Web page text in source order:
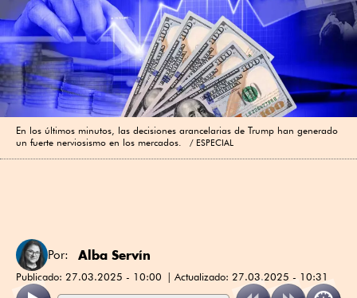
En los últimos minutos, las decisiones arancelarias de Trump han generado
un fuerte nerviosismo en los mercados.
ESPECIAL
Por: Alba Servín
Publicado: 27.03.2025 - 10:00 Actualizado: 27.03.2025 - 10:31